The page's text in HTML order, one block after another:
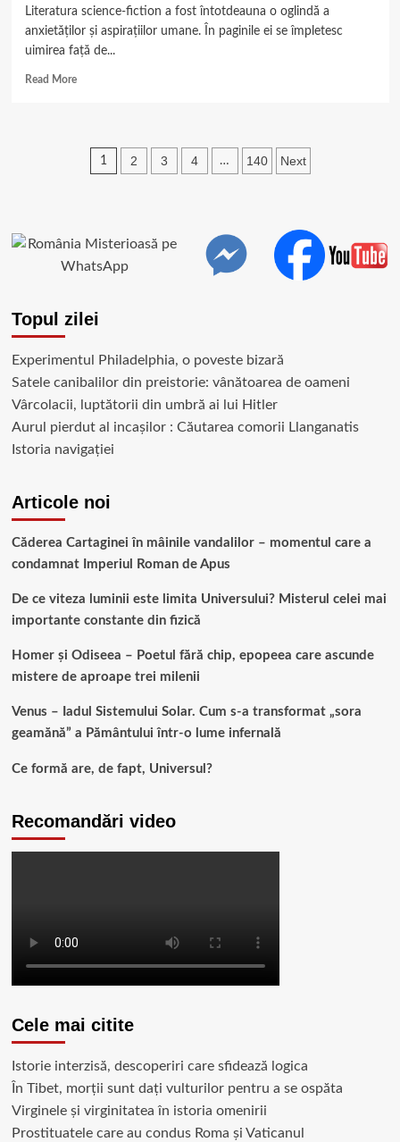
Literatura science-fiction a fost întotdeauna o oglindă a
anxietăților și aspirațiilor umane. În paginile ei se împletesc
uimirea față de...
Read MoreRead
le
citești
viață
Paginație
1 2 3 4 … 140 Next
Topul zilei
Experimentul Philadelphia, o poveste bizară
Satele canibalilor din preistorie: vânătoarea de oameni
Vârcolacii, luptătorii din umbră ai lui Hitler
Aurul pierdut al incașilor : Căutarea comorii Llanganatis
Istoria navigației
Articole noi
Căderea Cartaginei în mâinile vandalilor – momentul care a
condamnat Imperiul Roman de Apus
De ce viteza luminii este limita Universului? Misterul celei mai
importante constante din fizică
Homer și Odiseea – Poetul fără chip, epopeea care ascunde
mistere de aproape trei milenii
Venus – Iadul Sistemului Solar. Cum s-a transformat „sora
geamănă” a Pământului într-o lume infernală
Ce formă are, de fapt, Universul?
Recomandări video
Cele mai citite
Istorie interzisă, descoperiri care sfidează logica
În Tibet, morții sunt dați vulturilor pentru a se ospăta
Virginele şi virginitatea în istoria omenirii
Prostituatele care au condus Roma și Vaticanul